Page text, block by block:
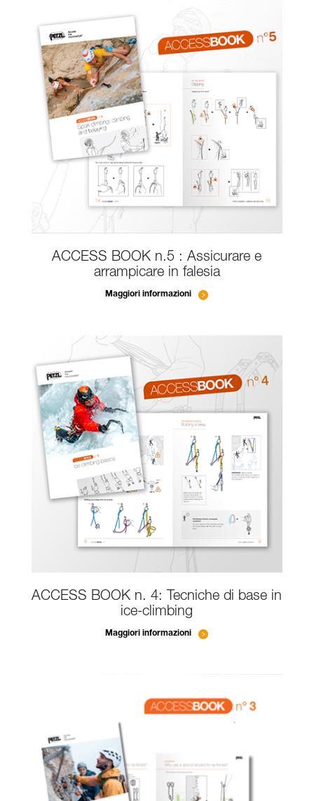
ACCESS BOOK n.5 : Assicurare e
arrampicare in falesia
Maggiori informazioni
ACCESS BOOK n. 4: Tecniche di base in
ice-climbing
Maggiori informazioni